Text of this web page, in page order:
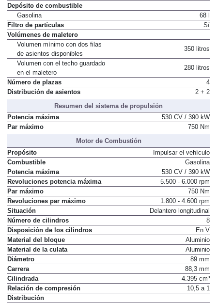
Depósito de combustible
Gasolina
68 l
Filtro de partículas
Sí
Volúmenes de maletero
Volumen mínimo con dos filas
de asientos disponibles
350 litros
Volumen con el techo guardado
en el maletero
280 litros
Número de plazas
4
Distribución de asientos
2 + 2
Resumen del sistema de propulsión
Potencia máxima
530 CV / 390 kW
Par máximo
750 Nm
Motor de Combustión
Propósito
Impulsar el vehículo
Combustible
Gasolina
Potencia máxima
530 CV / 390 kW
Revoluciones potencia máxima
5.500 - 6.000 rpm
Par máximo
750 Nm
Revoluciones par máximo
1.800 - 4.600 rpm
Situación
Delantero longitudinal
Número de cilindros
8
Disposición de los cilindros
En V
Material del bloque
Aluminio
Material de la culata
Aluminio
Diámetro
89 mm
Carrera
88,3 mm
Cilindrada
4.395 cm³
Relación de compresión
10,5 a 1
Distribución